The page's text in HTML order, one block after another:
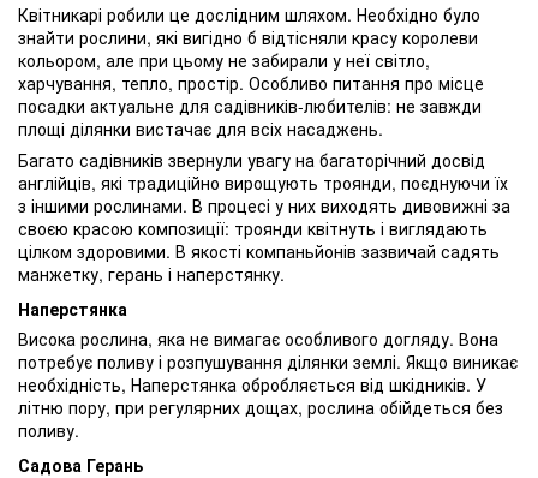
Квітникарі робили це дослідним шляхом. Необхідно було
знайти рослини, які вигідно б відтісняли красу королеви
кольором, але при цьому не забирали у неї світло,
харчування, тепло, простір. Особливо питання про місце
посадки актуальне для садівників-любителів: не завжди
площі ділянки вистачає для всіх насаджень.
Багато садівників звернули увагу на багаторічний досвід
англійців, які традиційно вирощують троянди, поєднуючи їх
з іншими рослинами. В процесі у них виходять дивовижні за
своєю красою композиції: троянди квітнуть і виглядають
цілком здоровими. В якості компаньйонів зазвичай садять
манжетку, герань і наперстянку.
Наперстянка
Висока рослина, яка не вимагає особливого догляду. Вона
потребує поливу і розпушування ділянки землі. Якщо виникає
необхідність, Наперстянка обробляється від шкідників. У
літню пору, при регулярних дощах, рослина обійдеться без
поливу.
Садова Герань